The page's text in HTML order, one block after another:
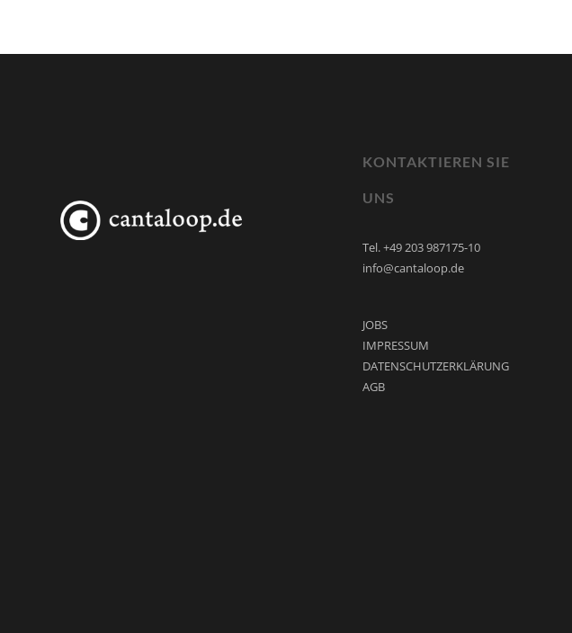
KONTAKTIEREN SIE
UNS
Tel. +49 203 987175-10
info@cantaloop.de
JOBS
IMPRESSUM
DATENSCHUTZERKLÄRUNG
AGB